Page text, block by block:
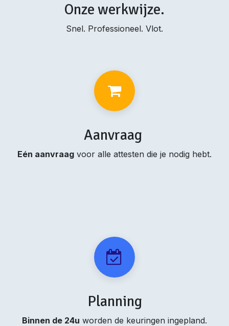
Onze werkwijze.
Snel. Professioneel. Vlot.
Aanvraag
Eén aanvraag voor alle attesten die je nodig hebt.
Planning
Binnen de 24u worden de keuringen ingepland.